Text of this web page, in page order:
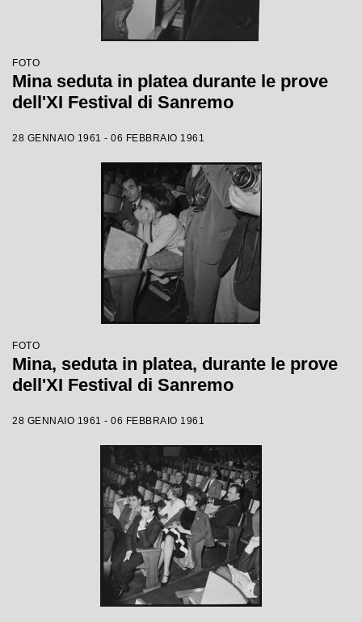
FOTO
Mina seduta in platea durante le prove
dell'XI Festival di Sanremo
28 GENNAIO 1961 - 06 FEBBRAIO 1961
FOTO
Mina, seduta in platea, durante le prove
dell'XI Festival di Sanremo
28 GENNAIO 1961 - 06 FEBBRAIO 1961